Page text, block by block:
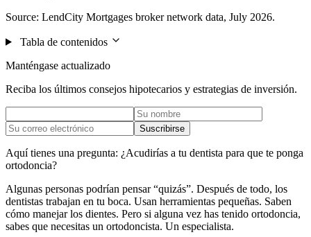
Source: LendCity Mortgages broker network data, July 2026.
Tabla de contenidos
Manténgase actualizado
Reciba los últimos consejos hipotecarios y estrategias de inversión.
Suscribirse
Aquí tienes una pregunta: ¿Acudirías a tu dentista para que te ponga
ortodoncia?
Algunas personas podrían pensar “quizás”. Después de todo, los
dentistas trabajan en tu boca. Usan herramientas pequeñas. Saben
cómo manejar los dientes. Pero si alguna vez has tenido ortodoncia,
sabes que necesitas un ortodoncista. Un especialista.